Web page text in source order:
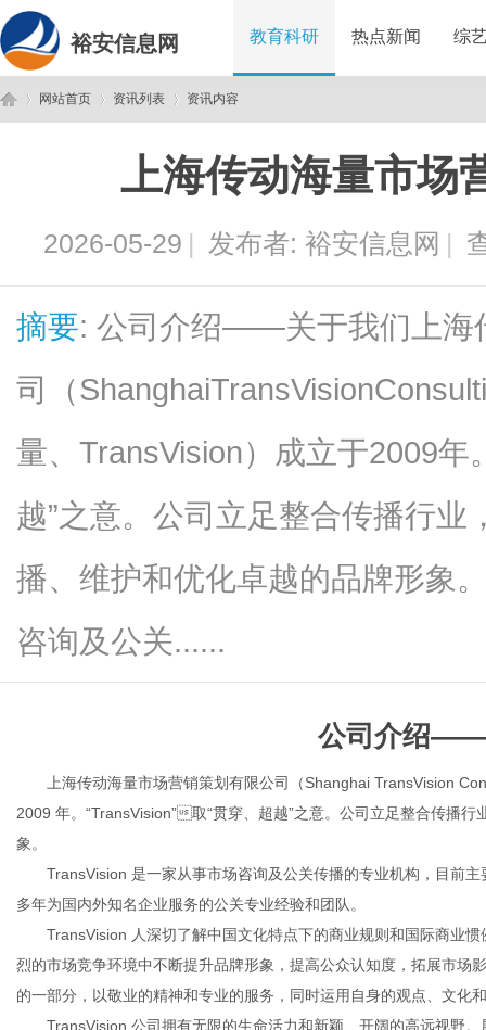
裕安信息网 教育科研 热点新闻 综
网站首页 资讯列表
›
资讯内容
上海传动海量市场
2026-05-29 | 发布者: 裕安信息网 |
摘要: 公司介绍——关于我们上海
司（
量、TransVision）成立于2009年
越”之意。公司立足整合传播行
播、维护和优化卓越的品牌形象
咨询及公关......
公司介绍——
上海传动海量市场营销策划有限公司（Shanghai TransVision
2009 年。“TransVision”
取“贯穿、超越”之意。公司立足整合传播
象。
TransVision 是一家从事市场咨询及公关传播的专业机构，目前
多年为国内外知名企业服务的公关专业经验和团队。
TransVision 人深切了解中国文化特点下的商业规则和国际商业
烈的市场竞争环境中不断提升品牌形象，提高公众认知度，拓展市场
的一部分，以敬业的精神和专业的服务，同时运用自身的观点、文化
TransVision 公司拥有无限的生命活力和新颖、开阔的高远视野